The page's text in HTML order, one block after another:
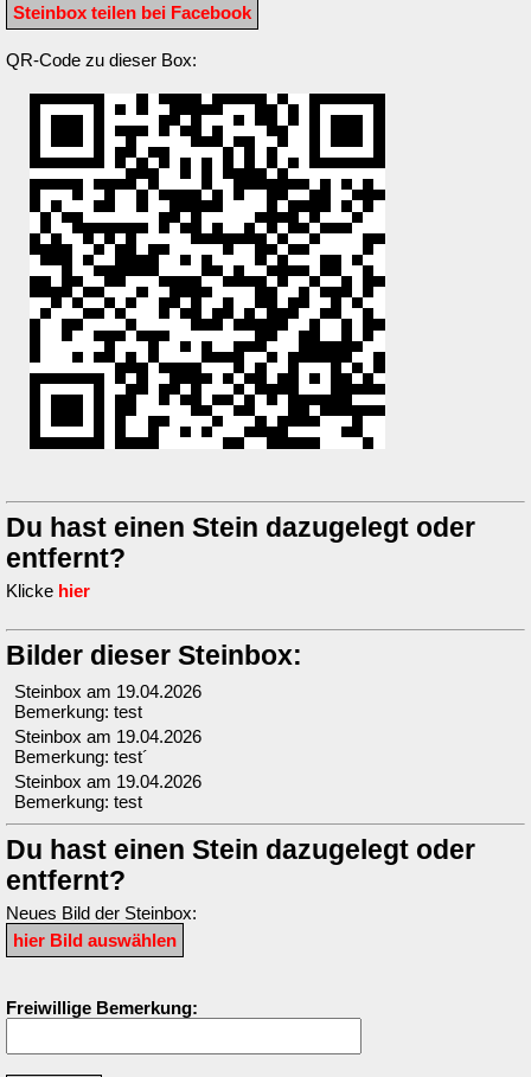
Steinbox teilen bei Facebook
QR-Code zu dieser Box:
Du hast einen Stein dazugelegt oder
entfernt?
Klicke hier
Bilder dieser Steinbox:
Steinbox am 19.04.2026
Bemerkung: test
Steinbox am 19.04.2026
Bemerkung: test´
Steinbox am 19.04.2026
Bemerkung: test
Du hast einen Stein dazugelegt oder
entfernt?
Neues Bild der Steinbox:
Freiwillige Bemerkung: